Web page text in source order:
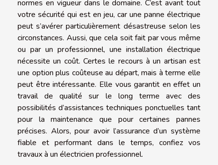
normes en vigueur dans le domaine. C’est avant tout
votre sécurité qui est en jeu, car une panne électrique
peut s’avérer particulièrement désastreuse selon les
circonstances. Aussi, que cela soit fait par vous même
ou par un professionnel, une installation électrique
nécessite un coût. Certes le recours à un artisan est
une option plus coûteuse au départ, mais à terme elle
peut être intéressante. Elle vous garantit en effet un
travail de qualité sur le long terme avec des
possibilités d’assistances techniques ponctuelles tant
pour la maintenance que pour certaines pannes
précises. Alors, pour avoir l’assurance d’un système
fiable et performant dans le temps, confiez vos
travaux à un électricien professionnel.